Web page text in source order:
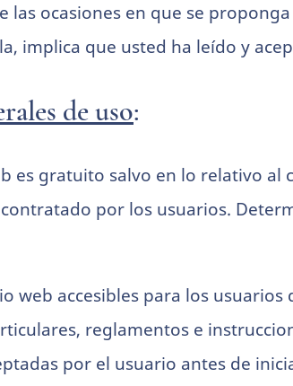
las ocasiones en que se
implica que usted ha leído y
de uso:
es gratuito salvo en lo relativo
por los usuarios.
web accesibles para los
reglamentos e
por el usuario antes de